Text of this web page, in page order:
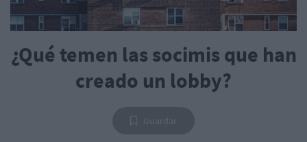
¿Qué temen las socimis que han
creado un lobby?